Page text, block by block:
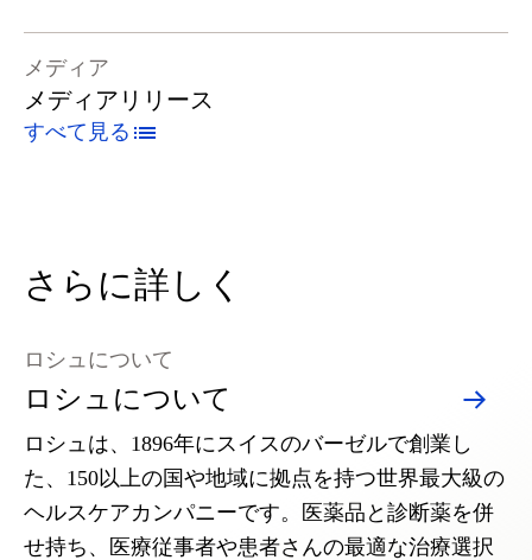
メディア
メディアリリース
すべて見る
さらに詳しく
ロシュについて
ロシュについて
ロシュは、1896年にスイスのバーゼルで創業し
た、150以上の国や地域に拠点を持つ世界最大級の
ヘルスケアカンパニーです。医薬品と診断薬を併
せ持ち、医療従事者や患者さんの最適な治療選択